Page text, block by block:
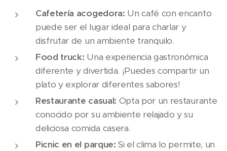
Cafetería acogedora: Un café con encanto
puede ser el lugar ideal para charlar y
disfrutar de un ambiente tranquilo.
Food truck: Una experiencia gastronómica
diferente y divertida. ¡Puedes compartir un
plato y explorar diferentes sabores!
Restaurante casual: Opta por un restaurante
conocido por su ambiente relajado y su
deliciosa comida casera.
Picnic en el parque: Si el clima lo permite, un